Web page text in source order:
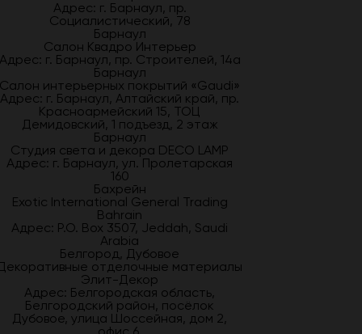
Адрес: г. Барнаул, пр.
Социалистический, 78
Барнаул
Салон Квадро Интерьер
г. Барнаул, пр. Строителей, 14а
Барнаул
Салон интерьерных покрытий «Gaudi»
Адрес: г. Барнаул, Алтайский край, пр.
Красноармейский 15, ТОЦ
Демидовский, 1 подъезд, 2 этаж
Барнаул
Студия света и декора DECO LAMP
Адрес: г. Барнаул, ул. Пролетарская
160
Бахрейн
Exotic International General Trading
Bahrain
Адрес: P.O. Box 3507, Jeddah, Saudi
Arabia
Белгород, Дубовое
отделочные материалы
Элит-Декор
Адрес: Белгородская область,
Белгородский район, посёлок
Дубовое, улица Шоссейная, дом 2,